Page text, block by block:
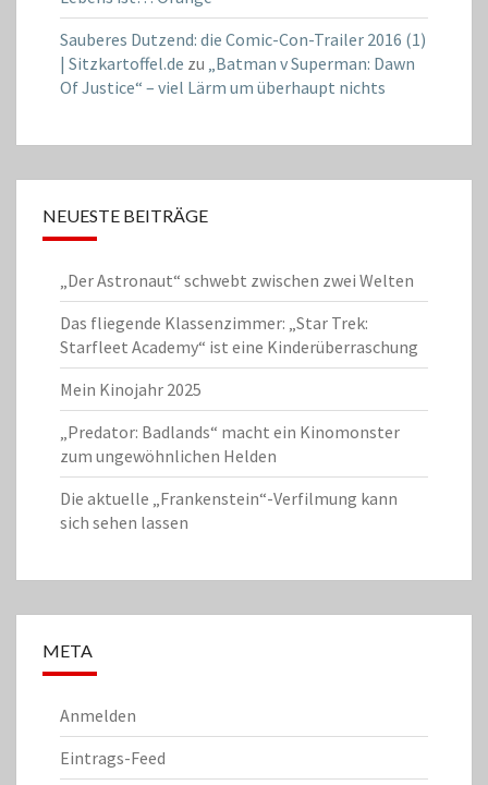
Sauberes Dutzend: die Comic-Con-Trailer 2016 (1)
| Sitzkartoffel.de zu „Batman v Superman: Dawn
Of Justice“ – viel Lärm um überhaupt nichts
NEUESTE BEITRÄGE
„Der Astronaut“ schwebt zwischen zwei Welten
Das fliegende Klassenzimmer: „Star Trek:
Starfleet Academy“ ist eine Kinderüberraschung
Mein Kinojahr 2025
„Predator: Badlands“ macht ein Kinomonster
zum ungewöhnlichen Helden
Die aktuelle „Frankenstein“-Verfilmung kann
sich sehen lassen
META
Anmelden
Eintrags-Feed